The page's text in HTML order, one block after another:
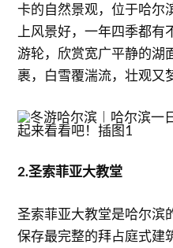
卡的自然景观，位于哈尔
上风景好，一年四季都有
游轮，欣赏宽广平静的湖
裹，白雪覆湍流，壮观又
2.圣索菲亚大教堂
圣索菲亚大教堂是哈尔滨
保存最完整的拜占庭式建